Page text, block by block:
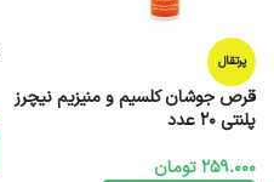
پرتقال
قرص جوشان کلسیم و منیزیم نیچرز
پلنتی 20 عدد
259.000تومان